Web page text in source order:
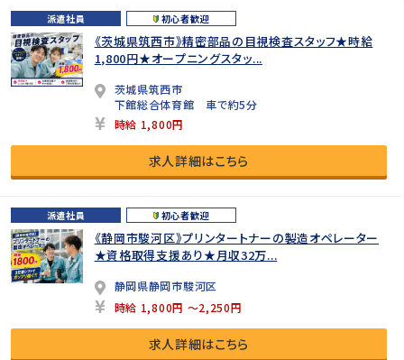
派遣社員 初心者歓迎
《茨城県筑西市》精密部品の目視検査スタッフ★時給
1,800円★オープニングスタッ...
茨城県筑西市
下館総合体育館 車で約5分
時給 1,800円
求人詳細はこちら
派遣社員 初心者歓迎
《静岡市駿河区》プリンタートナーの製造オペレーター
★資格取得支援あり★月収32万...
静岡県静岡市駿河区
時給 1,800円 ～2,250円
求人詳細はこちら